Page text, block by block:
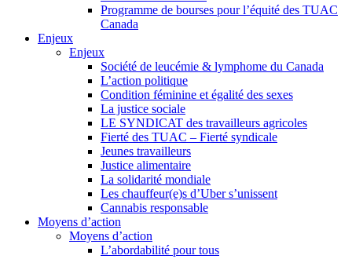
Programme de bourses pour l’équité des TUAC
Canada
Enjeux
Enjeux
Société de leucémie & lymphome du Canada
L’action politique
Condition féminine et égalité des sexes
La justice sociale
LE SYNDICAT des travailleurs agricoles
Fierté des TUAC – Fierté syndicale
Jeunes travailleurs
Justice alimentaire
La solidarité mondiale
Les chauffeur(e)s d’Uber s’unissent
Cannabis responsable
Moyens d’action
Moyens d’action
L’abordabilité pour tous